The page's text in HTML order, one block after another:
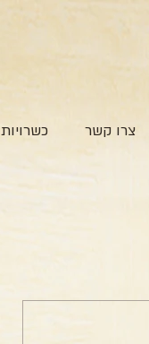
צרו קשר כשרויות